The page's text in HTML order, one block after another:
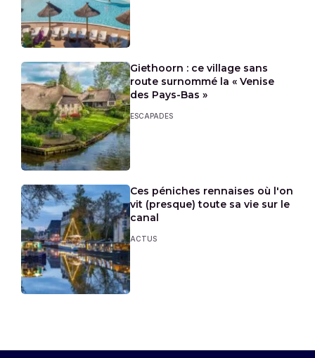
Giethoorn : ce village sans
route surnommé la « Venise
des Pays-Bas »
ESCAPADES
Ces péniches rennaises où l'on
vit (presque) toute sa vie sur le
canal
ACTUS